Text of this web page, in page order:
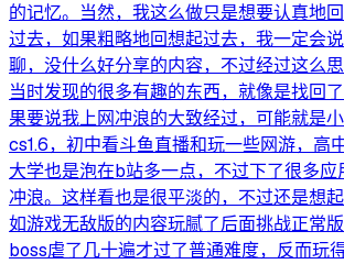
的记忆。当然，我这么做只是想要认真地
过去，如果粗略地回想起过去，我一定会
聊，没什么好分享的内容，不过经过这么
当时发现的很多有趣的东西，就像是找回
果要说我上网冲浪的大致经过，可能就是
cs1.6，初中看斗鱼直播和玩一些网游，高
大学也是泡在b站多一点，不过下了很多应
冲浪。这样看也是很平淡的，不过还是想
如游戏无敌版的内容玩腻了后面挑战正常
boss虐了几十遍才过了普通难度，反而玩